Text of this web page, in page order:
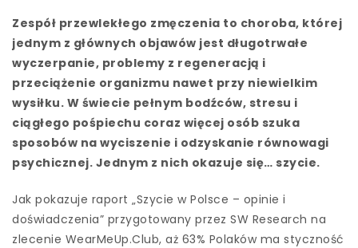
Zespół przewlekłego zmęczenia to choroba, której
jednym z głównych objawów jest długotrwałe
wyczerpanie, problemy z regeneracją i
przeciążenie organizmu nawet przy niewielkim
wysiłku. W świecie pełnym bodźców, stresu i
ciągłego pośpiechu coraz więcej osób szuka
sposobów na wyciszenie i odzyskanie równowagi
psychicznej. Jednym z nich okazuje się… szycie.
Jak pokazuje raport „Szycie w Polsce – opinie i
doświadczenia” przygotowany przez SW Research na
zlecenie WearMeUp.Club, aż 63% Polaków ma styczność